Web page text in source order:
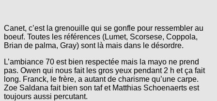
Canet, c’est la grenouille qui se gonfle pour ressembler au
boeuf. Toutes les références (Lumet, Scorsese, Coppola,
Brian de palma, Gray) sont là mais dans le désordre.
L’ambiance 70 est bien respectée mais la mayo ne prend
pas. Owen qui nous fait les gros yeux pendant 2 h et ça fait
long. Franck, le frère, a autant de charisme qu’une carpe.
Zoe Saldana fait bien son taf et Matthias Schoenaerts est
toujours aussi percutant.